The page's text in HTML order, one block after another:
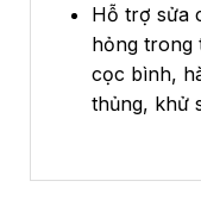
Hỗ trợ sửa
hỏng trong
cọc bình,
thủng, khử